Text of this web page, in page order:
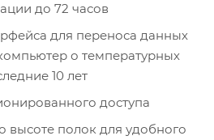
до 72 часов
для переноса данных
о температурных
10 лет
доступа
высоте полок для удобного